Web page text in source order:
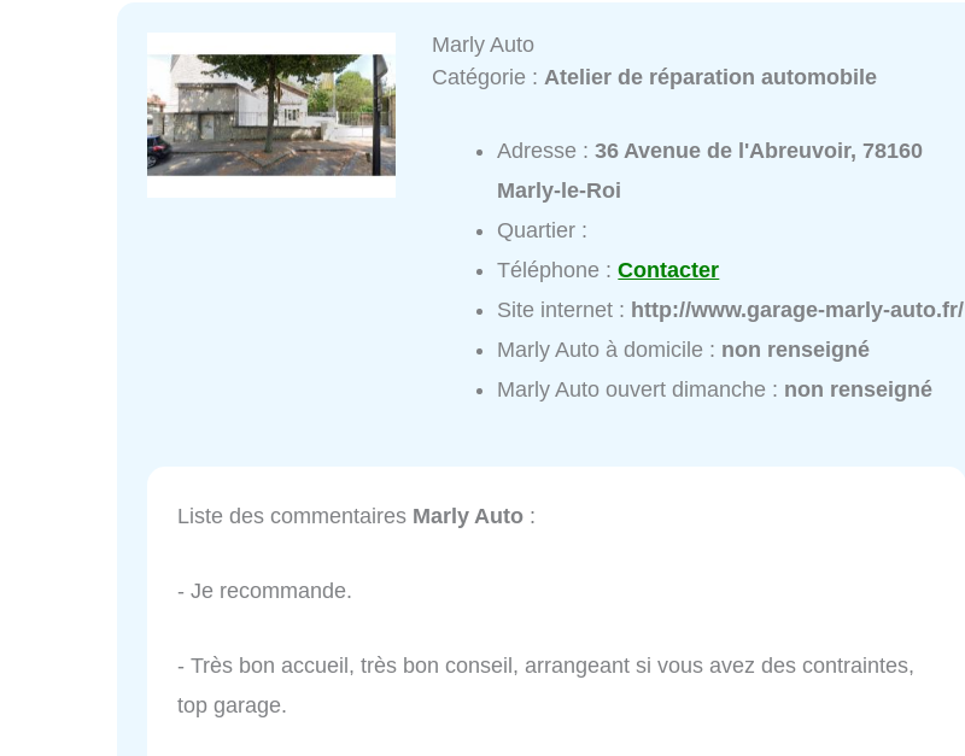
Marly Auto
Catégorie : Atelier de réparation automobile
Adresse :36 Avenue de l'Abreuvoir, 78160
Marly-le-Roi
Quartier :
Téléphone :Contacter
Site internet : http://www.garage-marly-auto.fr/
Marly Auto à domicile : non renseigné
Marly Auto ouvert dimanche : non renseigné
Liste des commentaires Marly Auto :
- Je recommande.
- Très bon accueil, très bon conseil, arrangeant si vous avez des contraintes,
top garage.